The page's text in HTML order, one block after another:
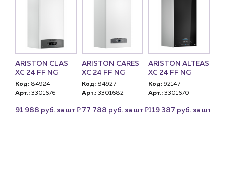
ARISTON CLAS
XC 24 FF NG
Код: 84924
Арт.: 3301676
91 988 руб. за шт ₽
ARISTON CARES
XC 24 FF NG
Код: 84927
Арт.: 3301682
77 788 руб. за шт ₽
ARISTON ALTEAS
XC 24 FF NG
Код: 92147
Арт.: 3301670
119 387 руб. за шт